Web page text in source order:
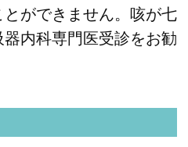
ができません。咳が七
内科専門医受診をお勧